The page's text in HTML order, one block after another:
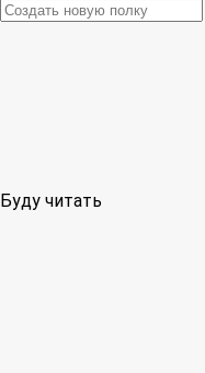
Буду читать